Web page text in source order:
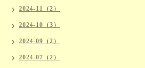
2024-11（2）
2024-10（3）
2024-09（2）
2024-07（2）